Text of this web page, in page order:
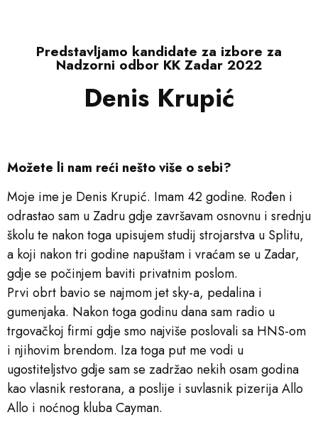
Predstavljamo kandidate za izbore za
Nadzorni odbor KK Zadar 2022​​
Denis Krupić
Možete li nam reći nešto više o sebi?
Moje ime je Denis Krupić. Imam 42 godine. Rođen i
odrastao sam u Zadru gdje završavam osnovnu i srednju
školu te nakon toga upisujem studij strojarstva u Splitu,
a koji nakon tri godine napuštam i vraćam se u Zadar,
gdje se počinjem baviti privatnim poslom.
Prvi obrt bavio se najmom jet sky-a, pedalina i
gumenjaka. Nakon toga godinu dana sam radio u
trgovačkoj firmi gdje smo najviše poslovali sa HNS-om
i njihovim brendom. Iza toga put me vodi u
ugostiteljstvo gdje sam se zadržao nekih osam godina
kao vlasnik restorana, a poslije i suvlasnik pizerija Allo
Allo i noćnog kluba Cayman.